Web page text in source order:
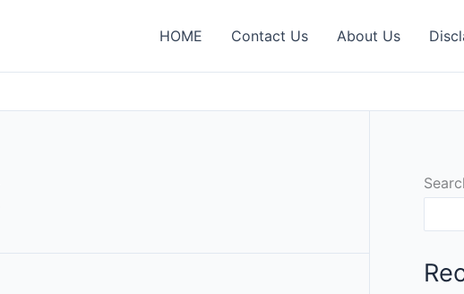
HOME Contact Us About Us